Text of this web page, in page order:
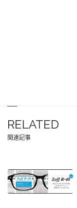
RELATED
関連記事